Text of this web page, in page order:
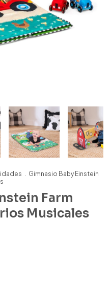
. Gimnasio Baby Einstein
Farm
Musicales